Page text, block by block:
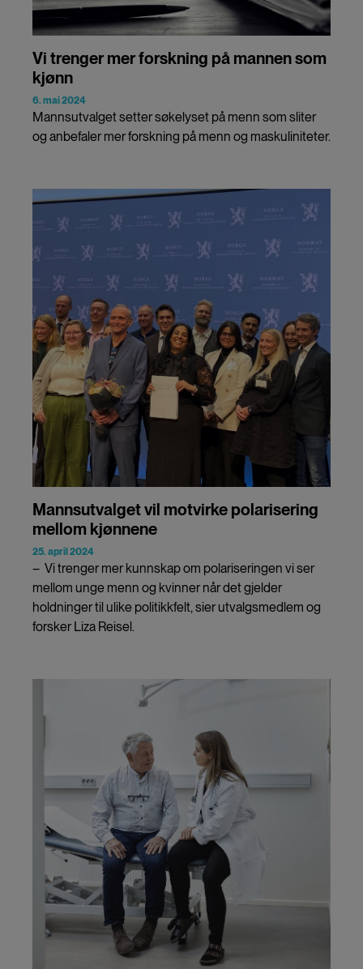
Vi trenger mer forskning på mannen som
kjønn
6. mai 2024
Mannsutvalget setter søkelyset på menn som sliter
og anbefaler mer forskning på menn og maskuliniteter.
Mannsutvalget vil motvirke polarisering
mellom kjønnene
25. april 2024
– Vi trenger mer kunnskap om polariseringen vi ser
mellom unge menn og kvinner når det gjelder
holdninger til ulike politikkfelt, sier utvalgsmedlem og
forsker Liza Reisel.